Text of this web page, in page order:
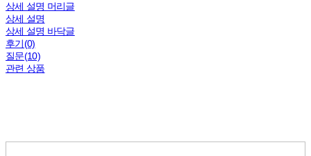
상세 설명 머리글
상세 설명
상세 설명 바닥글
후기(0)
질문(10)
관련 상품